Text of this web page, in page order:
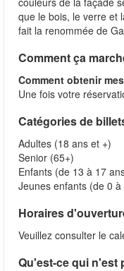
que le bois, le verre et
fait la renommée de
Comment ça
Comment obtenir
Une fois votre
Catégories de
Adultes (18 ans et +)
Senior (65+)
Enfants (de 13 à 17
Jeunes enfants (de 0
Horaires
Veuillez consulter le
Qu'est-ce qui n'est